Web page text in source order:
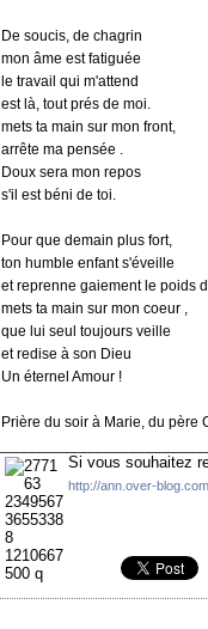
De soucis, de chagrin
mon âme est fatiguée
le travail qui m'attend
est là, tout prés de moi.
mets ta main sur mon front,
arrête ma pensée .
Doux sera mon repos
s'il est béni de toi.
Pour que demain plus fort,
ton humble enfant s'éveille
et reprenne gaiement le poids
mets ta main sur mon coeur ,
que lui seul toujours veille
et redise à son Dieu
Un éternel Amour !
Prière du soir à Marie, du père
Si vous souhaitez
http://ann.over-